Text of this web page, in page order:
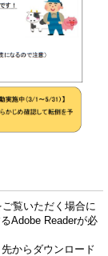
覧いただく場合に
Adobe Readerが必
からダウンロード